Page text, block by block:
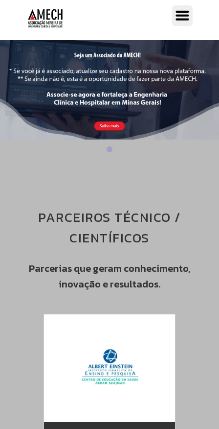
PARCEIROS TÉCNICO /
CIENTÍFICOS
Parcerias que geram conhecimento,
inovação e resultados.